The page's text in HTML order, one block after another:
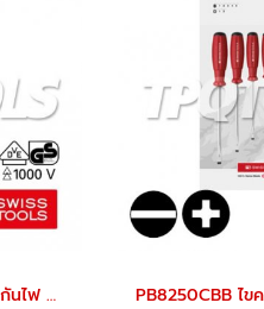
PB5544 ชุดไขควงด้ามแดง กันไฟ 3 ตัว/ชุด VDE ปากแฉกเบอร์ 1,2,3 PB SWISS TOOLS